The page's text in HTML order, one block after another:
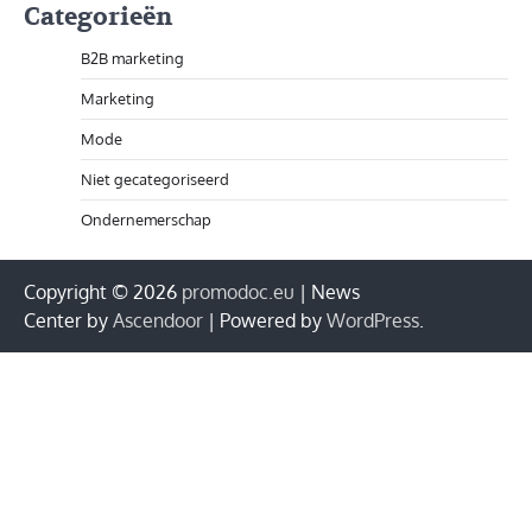
Categorieën
B2B marketing
Marketing
Mode
Niet gecategoriseerd
Ondernemerschap
Copyright © 2026 promodoc.eu | News
Center by Ascendoor | Powered by WordPress.